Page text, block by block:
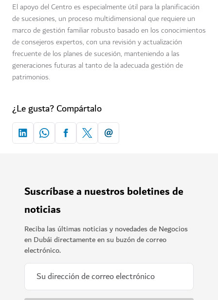
El apoyo del Centro es especialmente útil para la planificación
de sucesiones, un proceso multidimensional que requiere un
marco de gestión familiar robusto basado en los conocimientos
de consejeros expertos, con una revisión y actualización
frecuente de los planes de sucesión, manteniendo a las
generaciones futuras al tanto de la adecuada gestión de
patrimonios.
¿Le gusta? Compártalo
Suscríbase a nuestros boletines de
noticias
Reciba las últimas noticias y novedades de Negocios
en Dubái directamente en su buzón de correo
electrónico.